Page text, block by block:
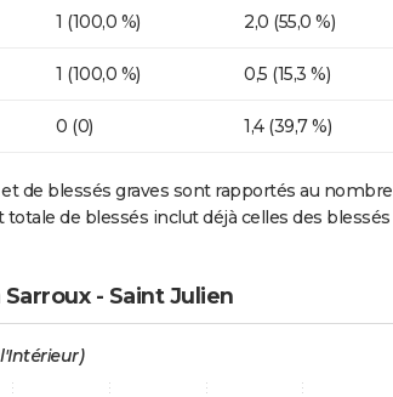
1 (100,0 %) 2,0 (55,0 %)
1 (100,0 %) 0,5 (15,3 %)
0 (0) 1,4 (39,7 %)
de blessés graves sont rapportés au nombre
de blessés inclut déjà celles des blessés
- Saint Julien